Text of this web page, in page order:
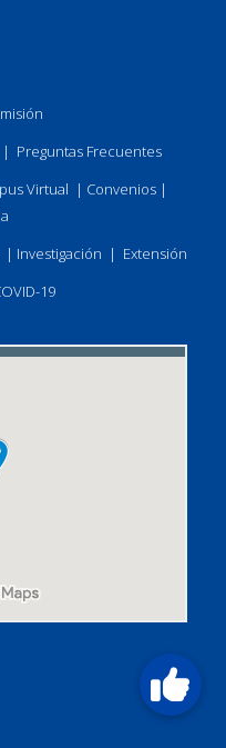
| Preguntas Frecuentes
Virtual | Convenios|
| Investigación | Extensión
19